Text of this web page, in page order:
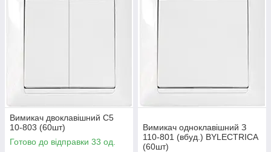
Вимикач двоклавішний С5
10-803 (60шт)
Готово до відправки 33 од.
Вимикач одноклавішний З
110-801 (вбуд.) BYLECTRICA
(60шт)